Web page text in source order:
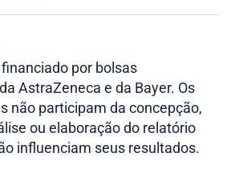
por bolsas
AstraZeneca e da Bayer. Os
não participam da concepção,
ou elaboração do relatório
influenciam seus resultados.